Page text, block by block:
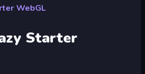
WebGL
Starter